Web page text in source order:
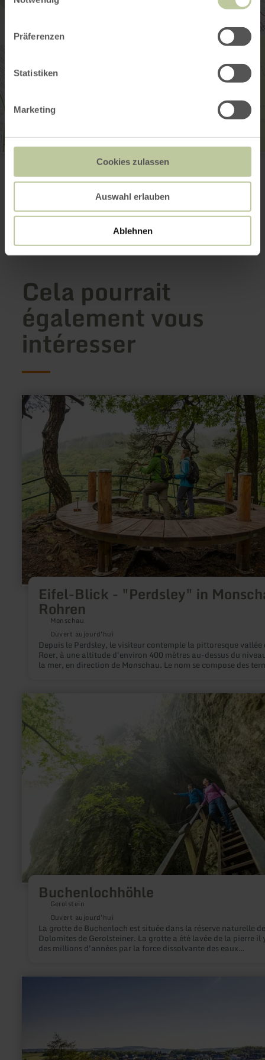
Präferenzen
Statistiken
Marketing
Cookies zulassen
Auswahl erlauben
Ablehnen
Dorfverein Lüxem e.V.
54516 Wittlich-Lüxem
Afficher sur la carte
Cela pourrait
également vous
intéresser
Eifel-Blick - "Perdsley" in
Rohren
Monschau
Ouvert aujourd'hui
Depuis le Perdsley, le visiteur contemple la pittoresque vallée
Roer, à une altitude d'environ 400 mètres au-dessus du
la mer, en direction de Monschau. Le nom se compose des
en
savoir
plus
Eifel-
"Perdsley"
in
Monschau-
Rohren
Buchenlochhöhle
Gerolstein
Ouvert aujourd'hui
La grotte de Buchenloch est située dans la réserve naturelle
Dolomites de Gerolsteiner. La grotte a été lavée de la pierre il
des millions d'années par la force dissolvante des eaux
en
savoir
plus
sur
:
Buchenlochhöhle